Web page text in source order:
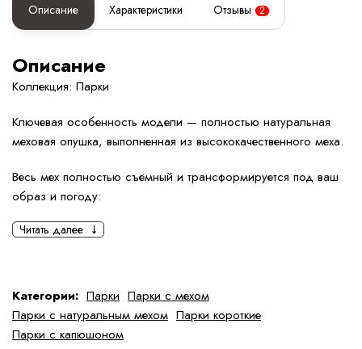
Описание Характеристики Отзывы 2
Описание
Коллекция: Парки
Ключевая особенность модели — полностью натуральная
меховая опушка, выполненная из высококачественного меха.
Весь мех полностью съёмный и трансформируется под ваш
образ и погоду:
• можно отстегнуть переднюю меховую планку и оставить
меховую плашку;
• можно полностью снять мех и носить парку без меха, в
Читать далее
Категории: Парки Парки с мехом
Парки с натуральным мехом Парки короткие
Парки с капюшоном